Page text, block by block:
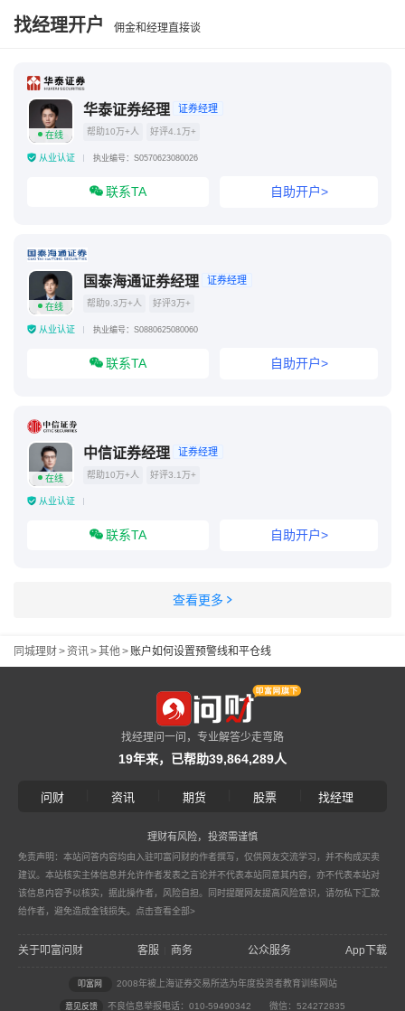
找经理开户 佣金和经理直接谈
在线
华泰证券经理 证券经理
帮助10万+人 好评4.1万+
从业认证 执业编号：S0570623080026
联系TA 自助开户>
在线
国泰海通证券经理 证券经理
帮助9.3万+人 好评3万+
从业认证 执业编号：S0880625080060
联系TA 自助开户>
在线
中信证券经理 证券经理
帮助10万+人 好评3.1万+
从业认证
联系TA 自助开户>
查看更多
同城理财>资讯>其他> 账户如何设置预警线和平仓线
找经理问一问，专业解答少走弯路
19年来，已帮助39,864,289人
问财 资讯 期货 股票 找经理
理财有风险，投资需谨慎
免责声明：本站问答内容均由入驻叩富问财的作者撰写，仅供网友交流学习，并不构成买卖
建议。本站核实主体信息并允许作者发表之言论并不代表本站同意其内容，亦不代表本站对
该信息内容予以核实，据此操作者，风险自担。同时提醒网友提高风险意识，请勿私下汇款
给作者，避免造成金钱损失。 点击查看全部>
关于叩富问财 客服 商务 公众服务 App下载
叩富网 2008年被上海证券交易所选为年度投资者教育训练网站
意见反馈 不良信息举报电话：010-59490342 微信：524272835